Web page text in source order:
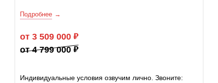
Подробнее
от 3 509 000
от 4 799 000
Индивидуальные условия озвучим лично. Звоните: